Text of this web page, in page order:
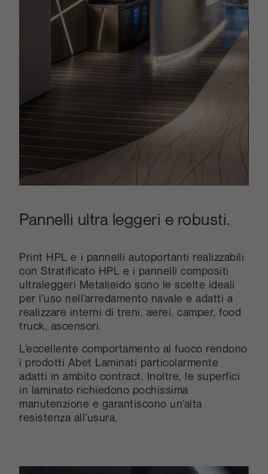
Pannelli ultra leggeri e robusti.
Print HPL e i pannelli autoportanti realizzabili
con Stratificato HPL e i pannelli compositi
ultraleggeri Metalleido sono le scelte ideali
per l’uso nell’arredamento navale e adatti a
realizzare interni di treni, aerei, camper, food
truck, ascensori.
L’eccellente comportamento al fuoco rendono
i prodotti Abet Laminati particolarmente
adatti in ambito contract. Inoltre, le superfici
in laminato richiedono pochissima
manutenzione e garantiscono un’alta
resistenza all’usura.